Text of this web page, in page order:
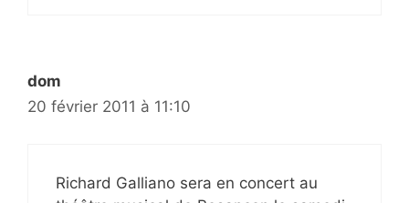
dom
20 février 2011 à 11:10
Richard Galliano sera en concert au